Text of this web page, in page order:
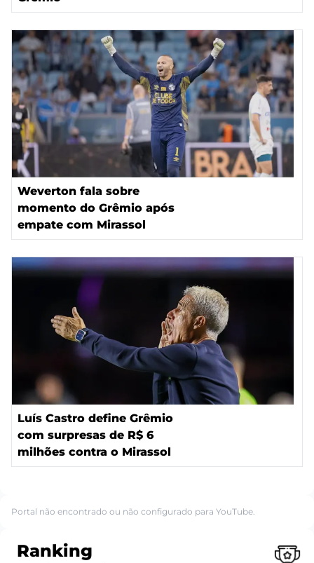
Weverton fala sobre
momento do Grêmio após
empate com Mirassol
Luís Castro define Grêmio
com surpresas de R$ 6
milhões contra o Mirassol
Portal não encontrado ou não configurado para YouTube.
Ranking